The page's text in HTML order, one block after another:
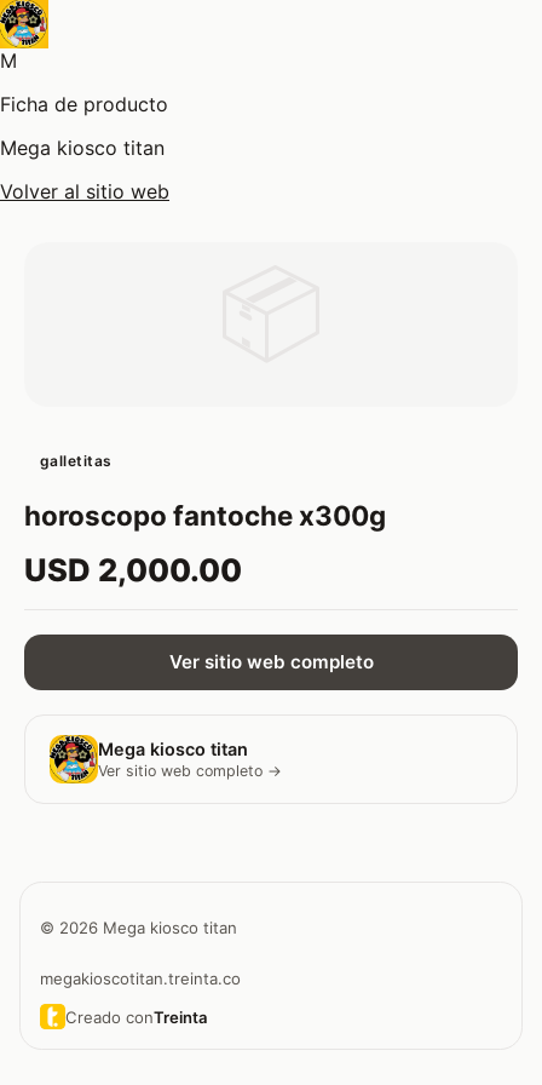
M
Ficha de producto
Mega kiosco titan
Volver al sitio web
galletitas
horoscopo fantoche x300g
USD 2,000.00
Ver sitio web completo
Mega kiosco titan
Ver sitio web completo →
© 2026 Mega kiosco titan
megakioscotitan.treinta.co
Creado conTreinta